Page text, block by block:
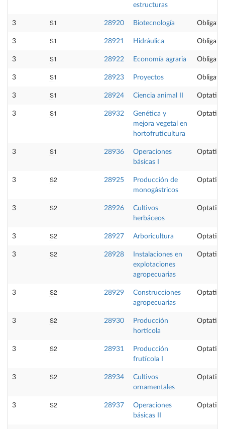
estructuras
3 S1 28920 Biotecnología
3 S1 28921 Hidráulica
3 S1 28922 Economía agraria
3 S1 28923 Proyectos
3 S1 28924 Ciencia animal II Optativa
3 S1 28932
Genética y
mejora vegetal en
hortofruticultura
Optativa
3 S1 28936
Operaciones
básicas I
Optativa
3 S2 28925
Producción de
monogástricos
Optativa
3 S2 28926
Cultivos
herbáceos
Optativa
3 S2 28927 Arboricultura Optativa
3 S2 28928
Instalaciones en
explotaciones
agropecuarias
Optativa
3 S2 28929
Construcciones
agropecuarias
Optativa
3 S2 28930
Producción
hortícola
Optativa
3 S2 28931
Producción
frutícola I
Optativa
3 S2 28934
Cultivos
ornamentales
Optativa
3 S2 28937
Operaciones
básicas II
Optativa